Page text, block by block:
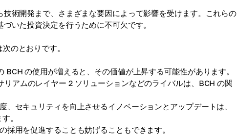
術開発まで、さまざまな要因によって影響を受けます。これらの
いた投資決定を行うために不可欠です。
のとおりです。
の使用が増えると、その価値が上昇する可能性があります。
リアムのレイヤー 2 ソリューションなどのライバルは、BCH の関
、セキュリティを向上させるイノベーションとアップデートは、
。
用を促進することも妨げることもできます。